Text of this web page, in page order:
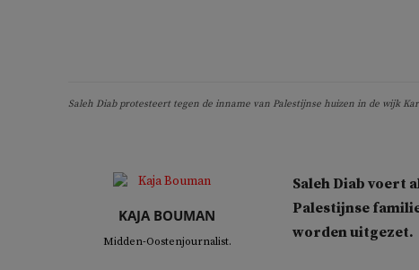
Saleh Diab protesteert tegen de inname van Palestijnse huizen in de wijk
KAJA BOUMAN
Midden-Oostenjournalist.
Saleh Diab voert
Palestijnse
worden uitgezet.